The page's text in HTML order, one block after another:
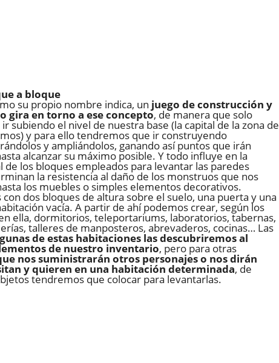
a bloque
su propio nombre indica, un juego de construcción y
gira en torno a ese concepto, de manera que solo
subiendo el nivel de nuestra base (la capital de la zona de
y para ello tendremos que ir construyendo
y ampliándolos, ganando así puntos que irán
alcanzar su máximo posible. Y todo influye en la
los bloques empleados para levantar las paredes
la resistencia al daño de los monstruos que nos
los muebles o simples elementos decorativos.
dos bloques de altura sobre el suelo, una puerta y una
vacía. A partir de ahí podemos crear, según los
ella, dormitorios, teleportariums, laboratorios, tabernas,
talleres de manposteros, abrevaderos, cocinas… Las
de estas habitaciones las descubriremos al
de nuestro inventario, pero para otras
nos suministrarán otros personajes o nos dirán
y quieren en una habitación determinada, de
tendremos que colocar para levantarlas.